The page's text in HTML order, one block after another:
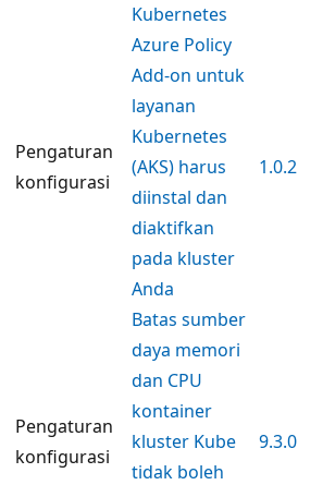
Kubernetes
Pengaturan
konfigurasi
Azure Policy
Add-on untuk
layanan
Kubernetes
(AKS) harus
diinstal dan
diaktifkan
pada kluster
Anda
1.0.2
Pengaturan
konfigurasi
Batas sumber
daya memori
dan CPU
kontainer
kluster Kube
tidak boleh
9.3.0